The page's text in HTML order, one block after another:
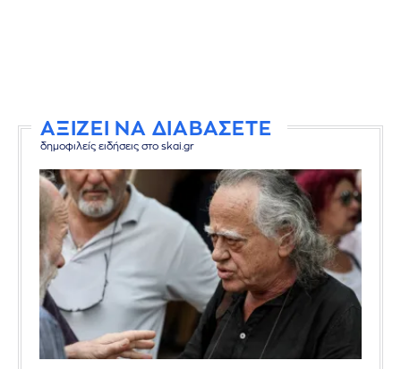
ΑΞΙΖΕΙ ΝΑ ΔΙΑΒΑΣΕΤΕ
δημοφιλείς ειδήσεις στο skai.gr